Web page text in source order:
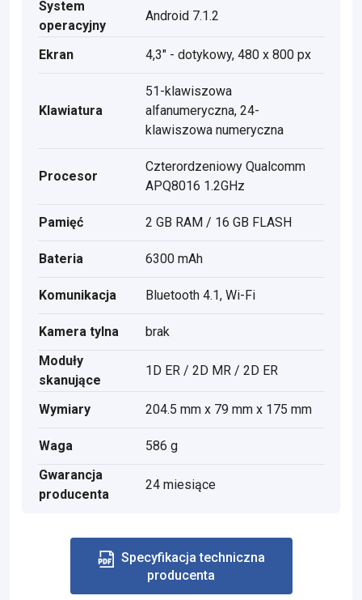
System
operacyjny
Android 7.1.2
Ekran 4,3" - dotykowy, 480 x 800 px
Klawiatura
51-klawiszowa
alfanumeryczna, 24-
klawiszowa numeryczna
Procesor
Czterordzeniowy Qualcomm
APQ8016 1.2GHz
Pamięć 2 GB RAM / 16 GB FLASH
Bateria 6300 mAh
Komunikacja Bluetooth 4.1, Wi-Fi
Kamera tylna
brak
Moduły
skanujące
1D ER / 2D MR / 2D ER
Wymiary 204.5 mm x 79 mm x 175 mm
Waga
586 g
Gwarancja
producenta
24 miesiące
Specyfikacja techniczna
producenta